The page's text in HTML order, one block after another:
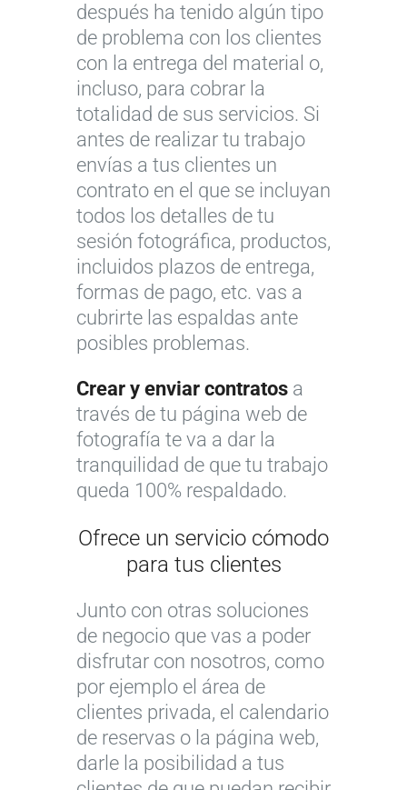
después ha tenido algún tipo
de problema con los clientes
con la entrega del material o,
incluso, para cobrar la
totalidad de sus servicios. Si
antes de realizar tu trabajo
envías a tus clientes un
contrato en el que se incluyan
todos los detalles de tu
sesión fotográfica, productos,
incluidos plazos de entrega,
formas de pago, etc. vas a
cubrirte las espaldas ante
posibles problemas.
Crear y enviar contratos a
través de tu página web de
fotografía te va a dar la
tranquilidad de que tu trabajo
queda 100% respaldado.
Ofrece un servicio cómodo
para tus clientes
Junto con otras soluciones
de negocio que vas a poder
disfrutar con nosotros, como
por ejemplo el área de
clientes privada, el calendario
de reservas o la página web,
darle la posibilidad a tus